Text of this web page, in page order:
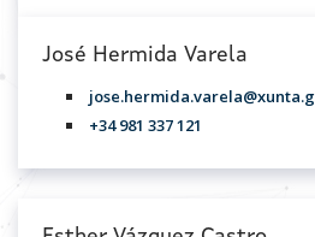
José Hermida Varela
+34 981 337 121